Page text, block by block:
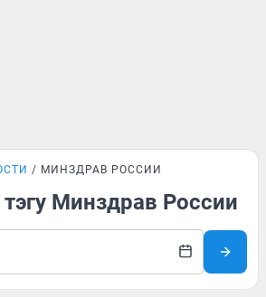
МИНЗДРАВ РОССИИ
Минздрав России